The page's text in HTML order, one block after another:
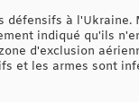
défensifs à
indiqué qu'ils
d'exclusion
et les armes sont